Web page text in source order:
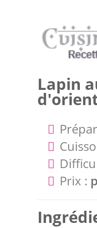
Lapin
Prix :